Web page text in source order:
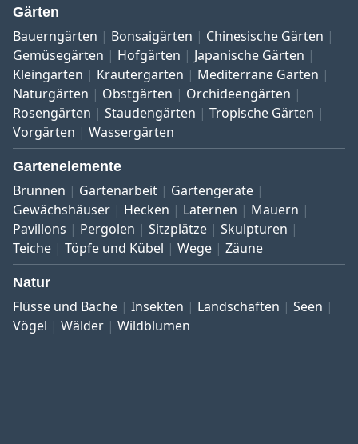
Gärten
Bauerngärten Bonsaigärten
Chinesische Gärten
Gemüsegärten
Hofgärten
Japanische Gärten
Kleingärten
Kräutergärten
Mediterrane Gärten
Naturgärten
Obstgärten
Orchideengärten
Rosengärten
Staudengärten
Tropische Gärten
Vorgärten
Wassergärten
Gartenelemente
Brunnen Gartenarbeit
Gartengeräte
Gewächshäuser
Hecken Laternen
Mauern
Pavillons
Pergolen Sitzplätze
Skulpturen
Teiche
Töpfe und Kübel Wege Zäune
Natur
Flüsse und Bäche Insekten Landschaften
Seen
Vögel
Wälder Wildblumen